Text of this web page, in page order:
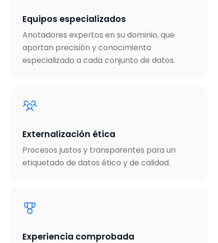
Equipos especializados
Anotadores expertos en su dominio, que
aportan precisión y conocimiento
especializado a cada conjunto de datos.
Externalización ética
Procesos justos y transparentes para un
etiquetado de datos ético y de calidad.
Experiencia comprobada